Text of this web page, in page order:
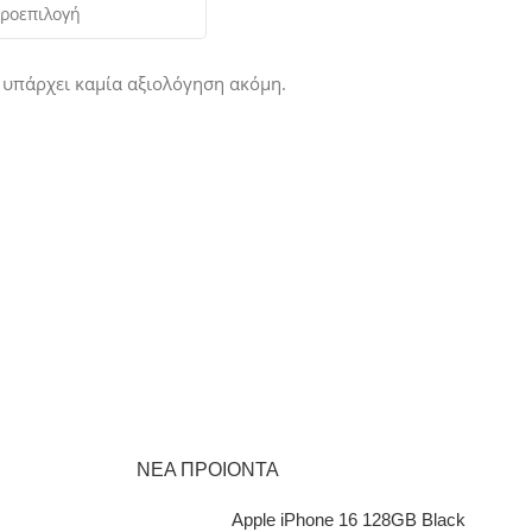
καμία αξιολόγηση ακόμη.
ΝΕΑ ΠΡΟΙΟΝΤΑ
Apple iPhone 16 128GB Black